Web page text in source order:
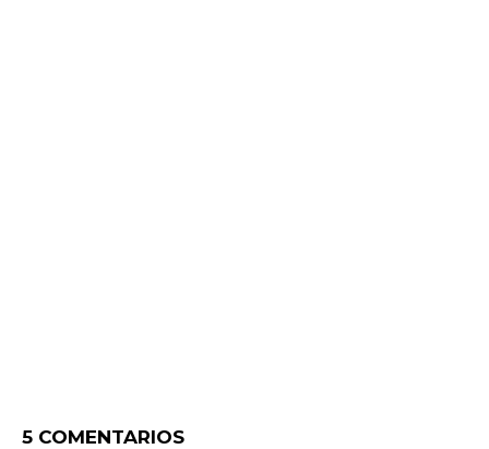
5 COMENTARIOS